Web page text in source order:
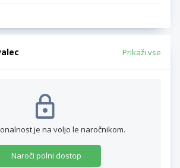
Prikaži vse
je na voljo le naročnikom.
Naroči polni dostop